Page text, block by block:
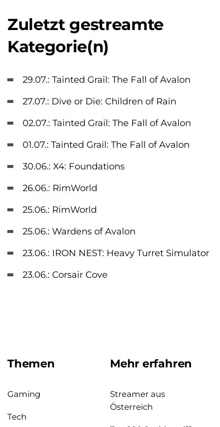
Zuletzt gestreamte
Kategorie(n)
29.07.: Tainted Grail: The Fall of Avalon
27.07.: Dive or Die: Children of Rain
02.07.: Tainted Grail: The Fall of Avalon
01.07.: Tainted Grail: The Fall of Avalon
30.06.: X4: Foundations
26.06.: RimWorld
25.06.: RimWorld
25.06.: Wardens of Avalon
23.06.: IRON NEST: Heavy Turret Simulator
23.06.: Corsair Cove
Themen
Gaming
Tech
Mehr erfahren
Streamer aus
Österreich